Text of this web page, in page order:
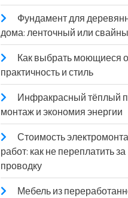
Фундамент для
дома: ленточный или
Как выбрать моющиеся
практичность и стиль
Инфракрасный тёплый
монтаж и экономия энергии
Стоимость
работ: как не переплатить за
проводку
Мебель из